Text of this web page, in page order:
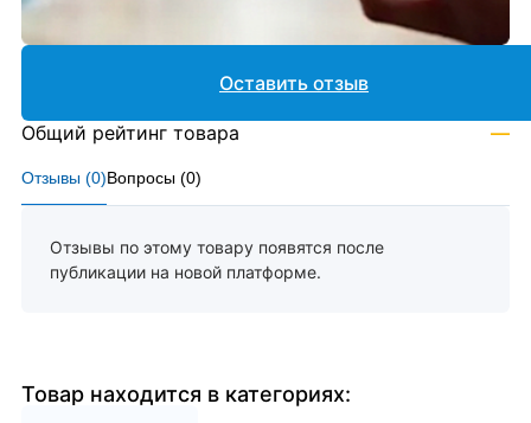
Отзывы (0)Вопросы (0)
Отзывы по этому товару появятся после
публикации на новой платформе.
Оставить отзыв
Общий рейтинг товара —
Товар находится в категориях: